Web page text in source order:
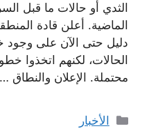
الثدي أو حالات ما قبل
الماضية. أعلن قادة
دليل حتى الآن على وجود
الحالات، لكنهم اتخذوا
محتملة. الإعلان والنطاق …
التصنيفات
الأخبار